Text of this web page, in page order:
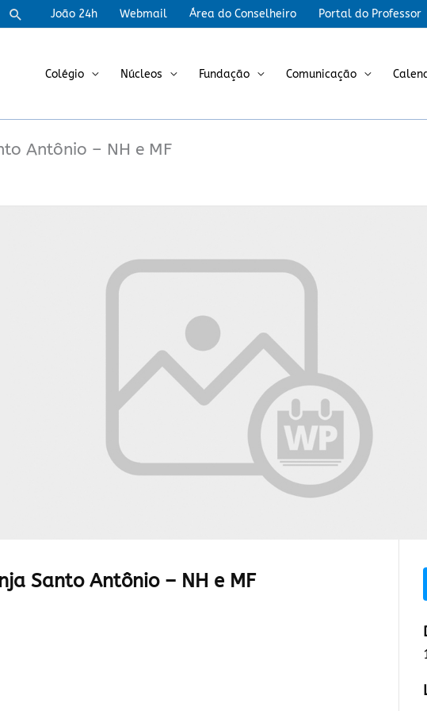
PesquisarJoão 24h Webmail Área do Conselheiro Portal do Professor
Colégio Núcleos Fundação Comunicação
Antônio – NH e MF
Santo Antônio – NH e MF